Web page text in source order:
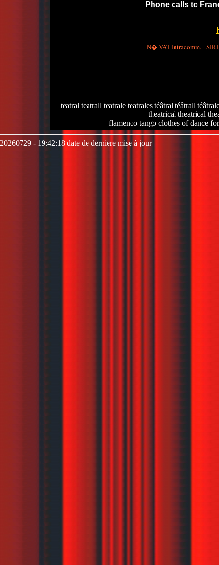
Phone calls to
N� VAT Intracomm. -
teatral teatrall teatrale teatrales téâtral téâtrall
theatrical theatrical
flamenco tango clothes of dance
20260729 - 19:42:18 date de derniere mise à jour